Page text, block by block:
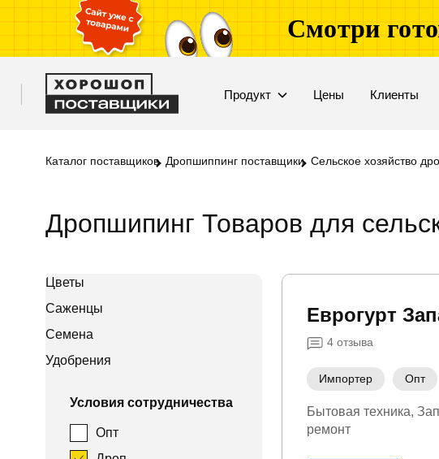
Смотри
Продукт Цены Клиенты
Каталог поставщиков Дропшиппинг поставщики Сельское хозяйство
Дропшипинг Товаров для
Цветы
Саженцы
Семена
Удобрения
Условия сотрудничества
Опт
Еврогурт
4 отзыва
Импортер Опт
Бытовая техника
ремонт